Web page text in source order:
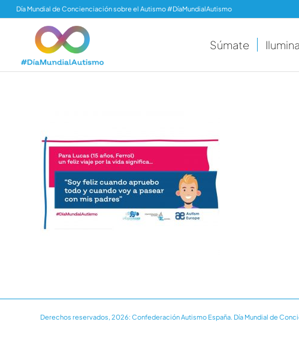
Día Mundial de Concienciación sobre el Autismo #DíaMundialAutismo
Súmate
Derechos reservados, 2026: Confederación Autismo España. Día Mundial de